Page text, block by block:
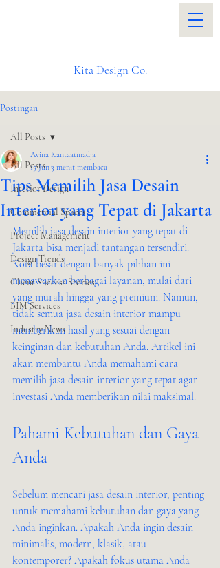
Kita Design Co.
Postingan
All Posts
Interior Design
Commercial Spaces
Project Management
Design Trends
Client Success Stories
BIM Services
Industry News
All Posts
Tips Memilih Jasa Desain
Interior yang Tepat di Jakarta
Avina Kantaatmadja
15 Jun3 menit membaca
Memilih jasa desain interior yang tepat di
Jakarta bisa menjadi tantangan tersendiri.
Kota besar dengan banyak pilihan ini
menawarkan berbagai layanan, mulai dari
yang murah hingga yang premium. Namun,
tidak semua jasa desain interior mampu
memberikan hasil yang sesuai dengan
keinginan dan kebutuhan Anda. Artikel ini
akan membantu Anda memahami cara
memilih jasa desain interior yang tepat agar
investasi Anda memberikan nilai maksimal.
Pahami Kebutuhan dan Gaya
Anda
Sebelum mencari jasa desain interior, penting
untuk memahami kebutuhan dan gaya yang
Anda inginkan. Apakah Anda ingin desain
minimalis, modern, klasik, atau
kontemporer? Apakah fokus utama Anda